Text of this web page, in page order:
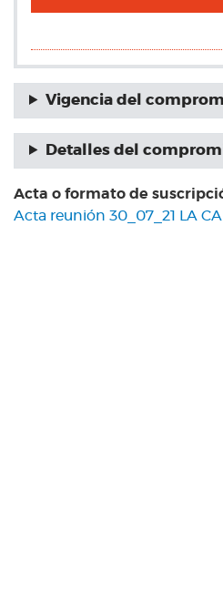
Vigencia del
Detalles del
Acta o formato de
Acta reunión 30_07_21 LA